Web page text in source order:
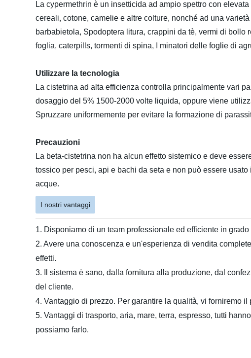
La cypermethrin è un insetticida ad ampio spettro con
cereali, cotone, camelie e altre colture, nonché ad una
barbabietola, Spodoptera litura, crappini da tè, vermi di
foglia, caterpills, tormenti di spina, I minatori delle foglie di
Utilizzare la tecnologia
La cistetrina ad alta efficienza controlla principalmente vari
dosaggio del 5% 1500-2000 volte liquida, oppure viene
Spruzzare uniformemente per evitare la formazione di
Precauzioni
La beta-cistetrina non ha alcun effetto sistemico e deve
tossico per pesci, api e bachi da seta e non può essere
acque.
I nostri vantaggi
1. Disponiamo di un team professionale ed efficiente in
2. Avere una conoscenza e un'esperienza di vendita
effetti.
3. Il sistema è sano, dalla fornitura alla produzione, dal
del cliente.
4. Vantaggio di prezzo. Per garantire la qualità, vi forniremo
5. Vantaggi di trasporto, aria, mare, terra, espresso, tutti
possiamo farlo.